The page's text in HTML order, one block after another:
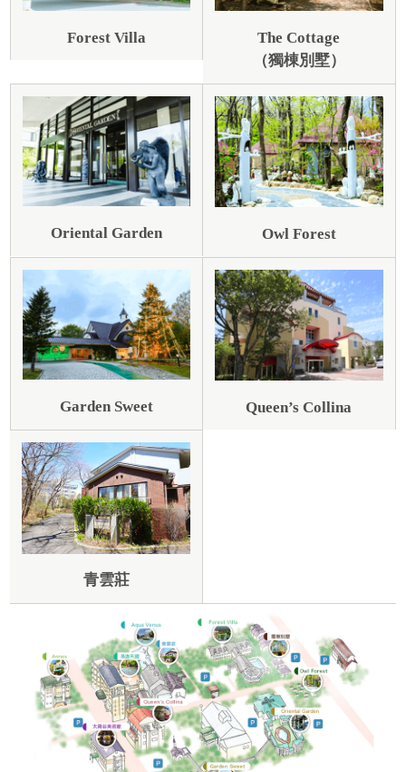
Forest Villa
The Cottage
（獨棟別墅）
Oriental Garden Owl Forest
Garden Sweet Queen’s Collina
青雲莊​